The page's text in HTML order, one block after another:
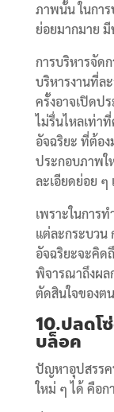
ภาพนั้น ในการ
ย่อยมากมาย
การบริหารจัด
บริหารงานที่ล
ครั้งอาจเปิดป
ไม่รื่นไหลเท่า
อัจฉริยะ ที่ต้อ
ประกอบภาพใ
ละเอียดย่อย ๆ
เพราะในการ
แต่ละกระบวน
อัจฉริยะจะคิด
พิจารณาถึงผล
ตัดสินใจของต
10.ปลดโ
บล็อค
ปัญหาอุปสรรค
ใหม่ ๆ ได้ คือก